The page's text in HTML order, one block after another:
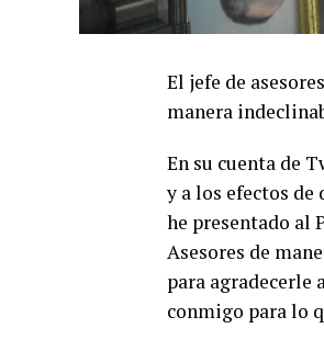
El jefe de
manera
En su cuenta de
y a los efectos
he presentado al
Asesores de
para agradecerle
conmigo para lo